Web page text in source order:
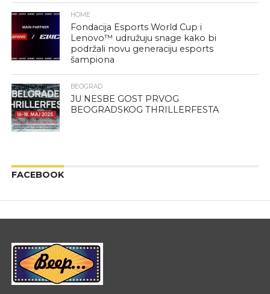
HOME
Fondacija Esports World Cup i
Lenovo™ udružuju snage kako bi
podržali novu generaciju esports
šampiona
BEOGRAD
JU NESBE GOST PRVOG
BEOGRADSKOG THRILLERFESTA
FACEBOOK